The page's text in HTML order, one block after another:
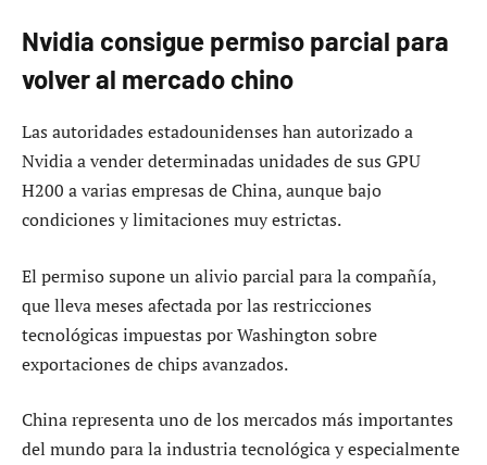
Nvidia consigue permiso parcial para
volver al mercado chino
Las autoridades estadounidenses han autorizado a
Nvidia a vender determinadas unidades de sus GPU
H200 a varias empresas de China, aunque bajo
condiciones y limitaciones muy estrictas.
El permiso supone un alivio parcial para la compañía,
que lleva meses afectada por las restricciones
tecnológicas impuestas por Washington sobre
exportaciones de chips avanzados.
China representa uno de los mercados más importantes
del mundo para la industria tecnológica y especialmente